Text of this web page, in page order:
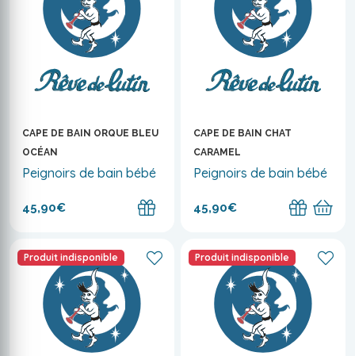
CAPE DE BAIN ORQUE BLEU
OCÉAN
Peignoirs de bain bébé
45,90€
CAPE DE BAIN CHAT
CARAMEL
Peignoirs de bain bébé
45,90€
Produit indisponible Produit indisponible